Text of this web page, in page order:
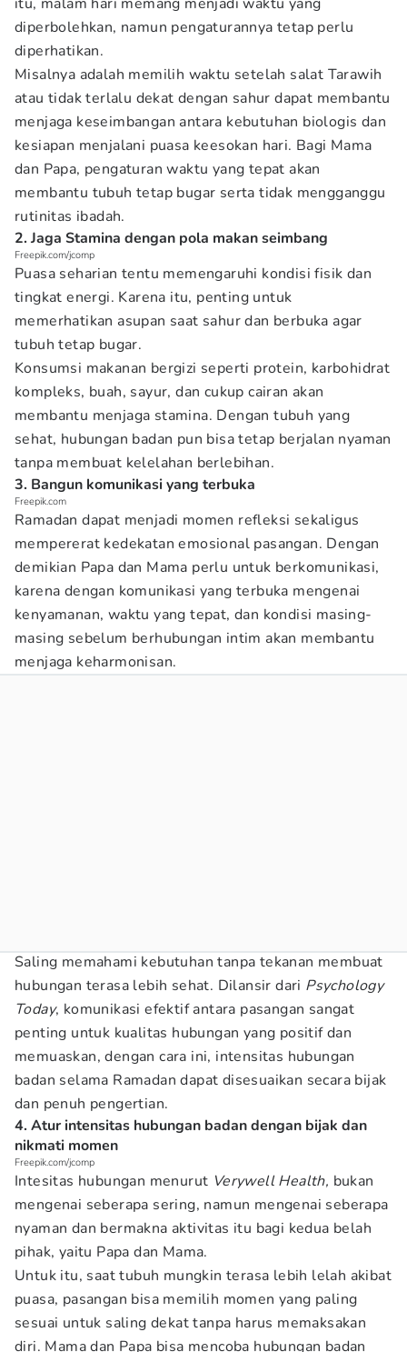
diperbolehkan, namun pengaturannya tetap perlu
diperhatikan.
Misalnya adalah memilih waktu setelah salat Tarawih
atau tidak terlalu dekat dengan sahur dapat membantu
menjaga keseimbangan antara kebutuhan biologis dan
kesiapan menjalani puasa keesokan hari. Bagi Mama
dan Papa, pengaturan waktu yang tepat akan
membantu tubuh tetap bugar serta tidak mengganggu
rutinitas ibadah.
2. Jaga Stamina dengan pola makan seimbang
Freepik.com/jcomp
Puasa seharian tentu memengaruhi kondisi fisik dan
tingkat energi. Karena itu, penting untuk
memerhatikan asupan saat sahur dan berbuka agar
tubuh tetap bugar.
Konsumsi makanan bergizi seperti protein, karbohidrat
kompleks, buah, sayur, dan cukup cairan akan
membantu menjaga stamina. Dengan tubuh yang
sehat, hubungan badan pun bisa tetap berjalan nyaman
tanpa membuat kelelahan berlebihan.
3. Bangun komunikasi yang terbuka
Freepik.com
Ramadan dapat menjadi momen refleksi sekaligus
mempererat kedekatan emosional pasangan. Dengan
demikian Papa dan Mama perlu untuk berkomunikasi,
karena dengan komunikasi yang terbuka mengenai
kenyamanan, waktu yang tepat, dan kondisi masing-
masing sebelum berhubungan intim akan membantu
menjaga keharmonisan.
Saling memahami kebutuhan tanpa tekanan membuat
hubungan terasa lebih sehat. Dilansir dari Psychology
Today, komunikasi efektif antara pasangan sangat
penting untuk kualitas hubungan yang positif dan
memuaskan, dengan cara ini, intensitas hubungan
badan selama Ramadan dapat disesuaikan secara bijak
dan penuh pengertian.
4. Atur intensitas hubungan badan dengan bijak dan
nikmati momen
Freepik.com/jcomp
Intesitas hubungan menurut Verywell Health, bukan
mengenai seberapa sering, namun mengenai seberapa
nyaman dan bermakna aktivitas itu bagi kedua belah
pihak, yaitu Papa dan Mama.
Untuk itu, saat tubuh mungkin terasa lebih lelah akibat
puasa, pasangan bisa memilih momen yang paling
sesuai untuk saling dekat tanpa harus memaksakan
diri. Mama dan Papa bisa mencoba hubungan badan